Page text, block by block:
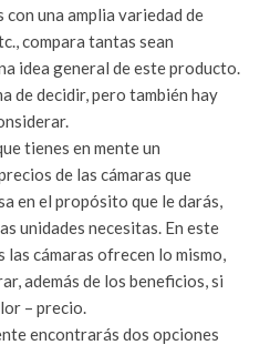
una amplia variedad de
compara tantas sean
idea general de este producto.
de decidir, pero también hay
tienes en mente un
de las cámaras que
en el propósito que le darás,
unidades necesitas. En este
cámaras ofrecen lo mismo,
además de los beneficios, si
– precio.
encontrarás dos opciones